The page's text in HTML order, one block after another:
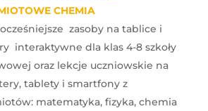
CHEMIA
zasoby na tablice i
interaktywne dla klas 4-8 szkoły
oraz lekcje uczniowskie na
tablety i smartfony z
matematyka, fizyka, chemia